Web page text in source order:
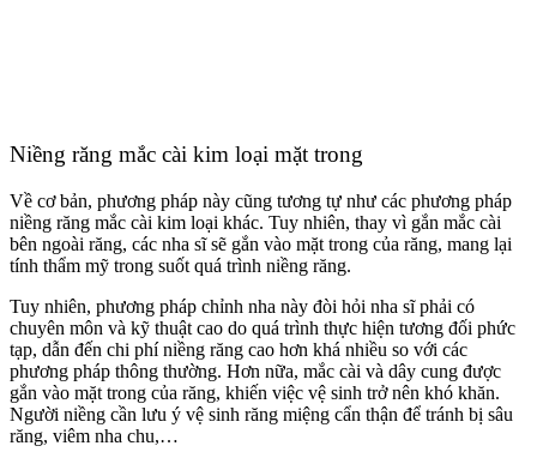
Niềng răng mắc cài kim loại mặt trong
Về cơ bản, phương pháp này cũng tương tự như các phương pháp
niềng răng mắc cài kim loại khác. Tuy nhiên, thay vì gắn mắc cài
bên ngoài răng, các nha sĩ sẽ gắn vào mặt trong của răng, mang lại
tính thẩm mỹ trong suốt quá trình niềng răng.
Tuy nhiên, phương pháp chỉnh nha này đòi hỏi nha sĩ phải có
chuyên môn và kỹ thuật cao do quá trình thực hiện tương đối phức
tạp, dẫn đến chi phí niềng răng cao hơn khá nhiều so với các
phương pháp thông thường. Hơn nữa, mắc cài và dây cung được
gắn vào mặt trong của răng, khiến việc vệ sinh trở nên khó khăn.
Người niềng cần lưu ý vệ sinh răng miệng cẩn thận để tránh bị sâu
răng, viêm nha chu,…